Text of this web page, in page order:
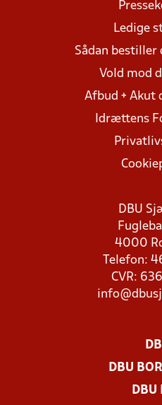
Ledige
Sådan bestiller
Vold mod
Afbud + Akut
Idrættens
DBU
4000
Telefon:
CVR:
DBU
DBU